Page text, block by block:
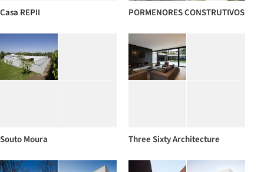
Casa REPII PORMENORES CONSTRUTIVOS
Souto Moura Three Sixty Architecture